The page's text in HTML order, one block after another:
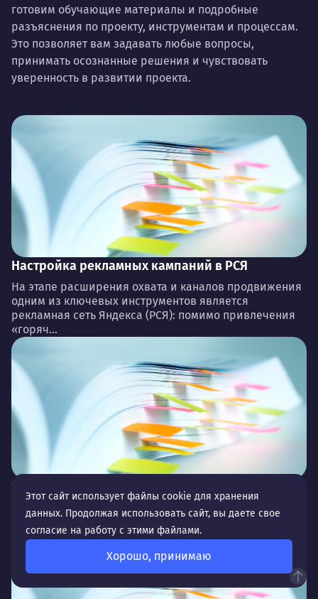
готовим обучающие материалы и подробные
разъяснения по проекту, инструментам и процессам.
Это позволяет вам задавать любые вопросы,
принимать осознанные решения и чувствовать
уверенность в развитии проекта.
Настройка рекламных кампаний в РСЯ
На этапе расширения охвата и каналов продвижения
одним из ключевых инструментов является
рекламная сеть Яндекса (РСЯ): помимо привлечения
«горяч...
Тестирование и запуск медийных форматов
Кажется, что умение привлечь пользователя к
покупке «с первого взгляда» — это что-то на уровне
фантастики. Однако к такому результат...
Этот сайт использует файлы cookie для хранения
данных. Продолжая использовать сайт, вы даете свое
согласие на работу с этими файлами.
Хорошо, принимаю